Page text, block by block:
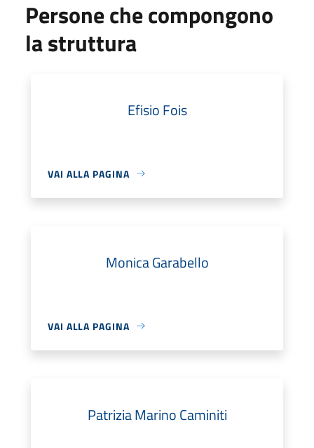
Persone che compongono
la struttura
Efisio Fois
VAI ALLA PAGINA
Monica Garabello
VAI ALLA PAGINA
Patrizia Marino Caminiti